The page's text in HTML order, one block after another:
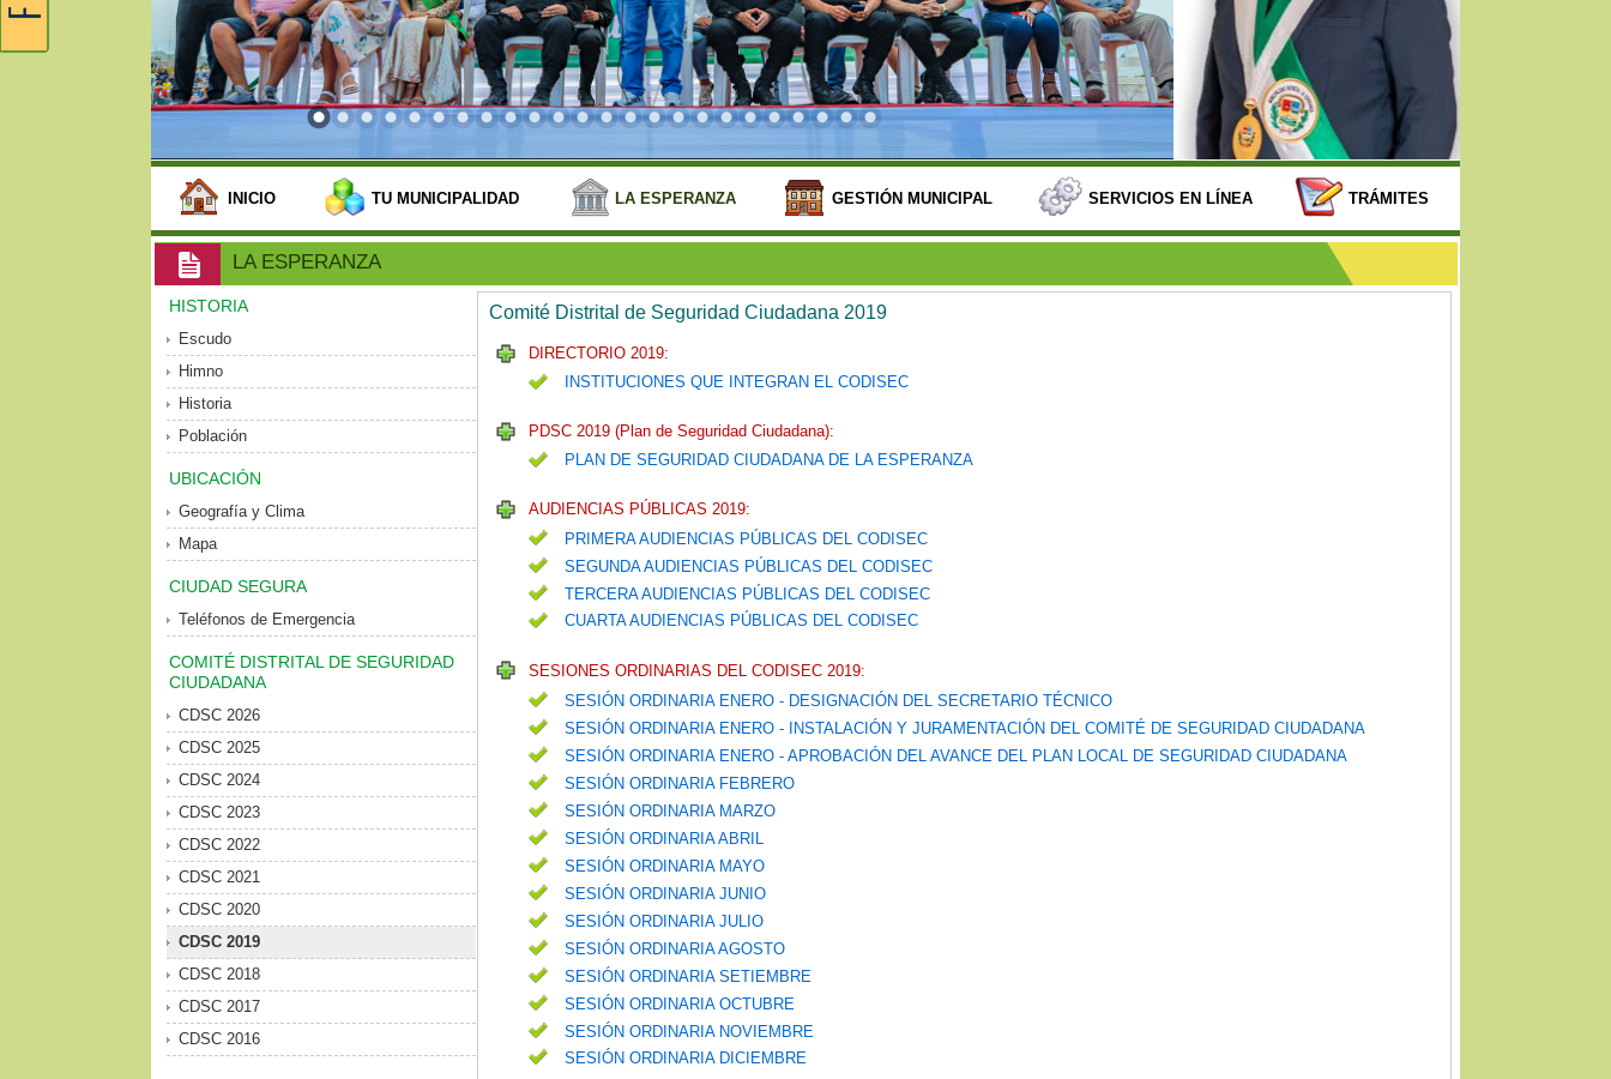
INICIO TU MUNICIPALIDAD LA ESPERANZA GESTIÓN MUNICIPAL SERVICIOS EN LÍNEA TRÁMITES
LA ESPERANZA
HISTORIA
Escudo
Himno
Historia
Población
UBICACIÓN
Geografía y Clima
Mapa
CIUDAD SEGURA
Teléfonos de Emergencia
COMITÉ DISTRITAL DE SEGURIDAD
CIUDADANA
CDSC 2026
CDSC 2025
CDSC 2024
CDSC 2023
CDSC 2022
CDSC 2021
CDSC 2020
CDSC 2019
CDSC 2018
CDSC 2017
CDSC 2016
Comité Distrital de Seguridad Ciudadana 2019
DIRECTORIO 2019:
INSTITUCIONES QUE INTEGRAN EL CODISEC
PDSC 2019 (Plan de Seguridad Ciudadana):
PLAN DE SEGURIDAD CIUDADANA DE LA ESPERANZA
AUDIENCIAS PÚBLICAS 2019:
PRIMERA AUDIENCIAS PÚBLICAS DEL CODISEC
SEGUNDA AUDIENCIAS PÚBLICAS DEL CODISEC
TERCERA AUDIENCIAS PÚBLICAS DEL CODISEC
CUARTA AUDIENCIAS PÚBLICAS DEL CODISEC
SESIONES ORDINARIAS DEL CODISEC 2019:
SESIÓN ORDINARIA ENERO - DESIGNACIÓN DEL SECRETARIO TÉCNICO
SESIÓN ORDINARIA ENERO - INSTALACIÓN Y JURAMENTACIÓN DEL COMITÉ DE SEGURIDAD CIUDADANA
SESIÓN ORDINARIA ENERO - APROBACIÓN DEL AVANCE DEL PLAN LOCAL DE SEGURIDAD CIUDADANA
SESIÓN ORDINARIA FEBRERO
SESIÓN ORDINARIA MARZO
SESIÓN ORDINARIA ABRIL
SESIÓN ORDINARIA MAYO
SESIÓN ORDINARIA JUNIO
SESIÓN ORDINARIA JULIO
SESIÓN ORDINARIA AGOSTO
SESIÓN ORDINARIA SETIEMBRE
SESIÓN ORDINARIA OCTUBRE
SESIÓN ORDINARIA NOVIEMBRE
SESIÓN ORDINARIA DICIEMBRE